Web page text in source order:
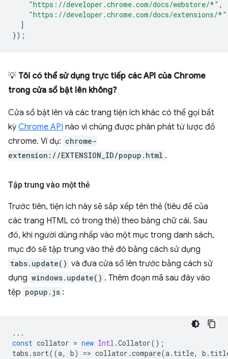
"https://developer.chrome.com/docs/webstore/*" ,
"https://developer.chrome.com/docs/extensions/*"
]
});
💡 Tôi có thể sử dụng trực tiếp các API của Chrome
trong cửa sổ bật lên không?
Cửa sổ bật lên và các trang tiện ích khác có thể gọi bất
kỳ Chrome API nào vì chúng được phân phát từ lược đồ
chrome. Ví dụ: chrome-
extension://EXTENSION_ID/popup.html .
Tập trung vào một thẻ
Trước tiên, tiện ích này sẽ sắp xếp tên thẻ (tiêu đề của
các trang HTML có trong thẻ) theo bảng chữ cái. Sau
đó, khi người dùng nhấp vào một mục trong danh sách,
mục đó sẽ tập trung vào thẻ đó bằng cách sử dụng
tabs.update() và đưa cửa sổ lên trước bằng cách sử
dụng windows.update() . Thêm đoạn mã sau đây vào
tệp popup.js :
...
const collator = new Intl .Collator();
tabs . sort((a, b) => collator .compare(a. title, b .